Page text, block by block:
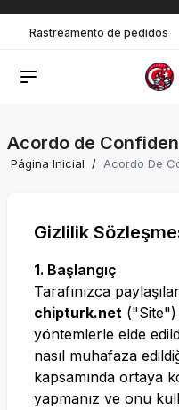
Rastreamento de pedidos
Acordo de
Página Inicial /
Gizlilik
1. Başlangıç
Tarafınızca
chipturk.net ("Site")
yöntemlerle elde
nasıl muhafaza
kapsamında ortaya
yapmanız ve onu